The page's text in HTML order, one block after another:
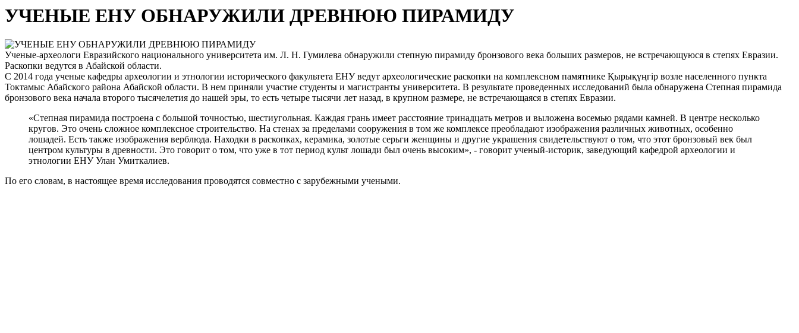
УЧЕНЫЕ ЕНУ ОБНАРУЖИЛИ ДРЕВНЮЮ ПИРАМИДУ
Ученые-археологи Евразийского национального университета им. Л. Н. Гумилева обнаружили степную пирамиду бронзового века больших размеров, не встречающуюся в степях Евразии.
Раскопки ведутся в Абайской области.
С 2014 года ученые кафедры археологии и этнологии исторического факультета ЕНУ ведут археологические раскопки на комплексном памятнике Қырықүңгір возле населенного пункта
Токтамыс Абайского района Абайской области. В нем приняли участие студенты и магистранты университета. В результате проведенных исследований была обнаружена Степная пирамида
бронзового века начала второго тысячелетия до нашей эры, то есть четыре тысячи лет назад, в крупном размере, не встречающаяся в степях Евразии.
«Степная пирамида построена с большой точностью, шестиугольная. Каждая грань имеет расстояние тринадцать метров и выложена восемью рядами камней. В центре несколько
кругов. Это очень сложное комплексное строительство. На стенах за пределами сооружения в том же комплексе преобладают изображения различных животных, особенно
лошадей. Есть также изображения верблюда. Находки в раскопках, керамика, золотые серьги женщины и другие украшения свидетельствуют о том, что этот бронзовый век был
центром культуры в древности. Это говорит о том, что уже в тот период культ лошади был очень высоким», - говорит ученый-историк, заведующий кафедрой археологии и
этнологии ЕНУ Улан Умиткалиев.
По его словам, в настоящее время исследования проводятся совместно с зарубежными учеными.